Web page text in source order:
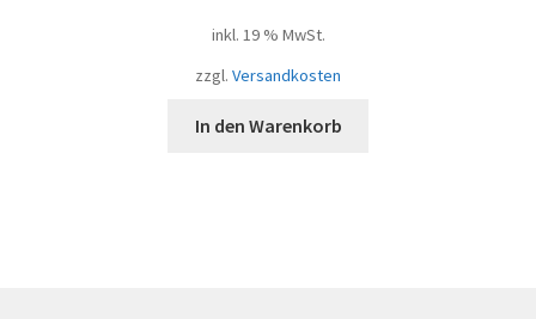
inkl. 19 % MwSt.
zzgl. Versandkosten
In den Warenkorb